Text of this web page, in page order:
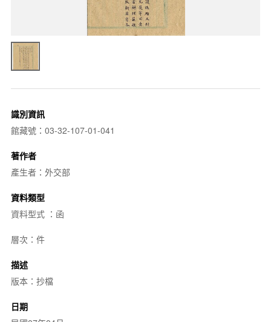
識別資訊
館藏號：03-32-107-01-041
著作者
產生者：外交部
資料類型
資料型式 ：函
層次：件
描述
版本：抄檔
日期